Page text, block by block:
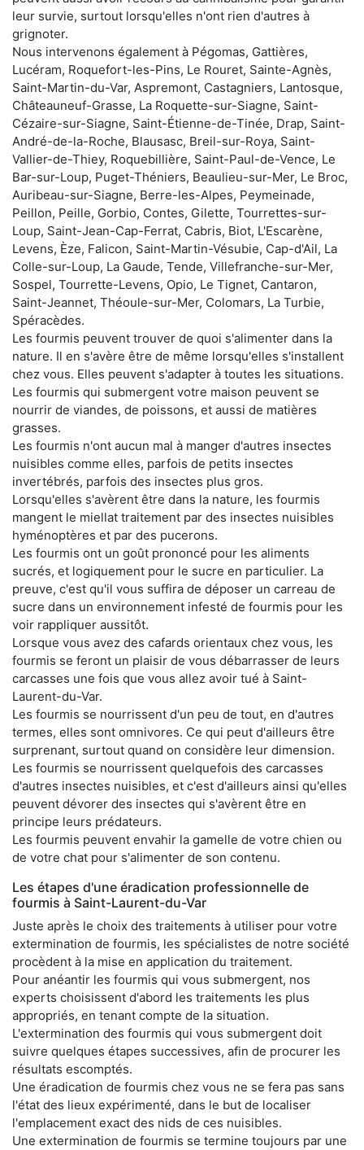
leur survie, surtout lorsqu'elles n'ont rien d'autres à
grignoter.
Nous intervenons également à Pégomas, Gattières,
Lucéram, Roquefort-les-Pins, Le Rouret, Sainte-Agnès,
Saint-Martin-du-Var, Aspremont, Castagniers, Lantosque,
Châteauneuf-Grasse, La Roquette-sur-Siagne, Saint-
Cézaire-sur-Siagne, Saint-Étienne-de-Tinée, Drap, Saint-
André-de-la-Roche, Blausasc, Breil-sur-Roya, Saint-
Vallier-de-Thiey, Roquebillière, Saint-Paul-de-Vence, Le
Bar-sur-Loup, Puget-Théniers, Beaulieu-sur-Mer, Le Broc,
Auribeau-sur-Siagne, Berre-les-Alpes, Peymeinade,
Peillon, Peille, Gorbio, Contes, Gilette, Tourrettes-sur-
Loup, Saint-Jean-Cap-Ferrat, Cabris, Biot, L'Escarène,
Levens, Èze, Falicon, Saint-Martin-Vésubie, Cap-d'Ail, La
Colle-sur-Loup, La Gaude, Tende, Villefranche-sur-Mer,
Sospel, Tourrette-Levens, Opio, Le Tignet, Cantaron,
Saint-Jeannet, Théoule-sur-Mer, Colomars, La Turbie,
Spéracèdes.
Les fourmis peuvent trouver de quoi s'alimenter dans la
nature. Il en s'avère être de même lorsqu'elles s'installent
chez vous. Elles peuvent s'adapter à toutes les situations.
Les fourmis qui submergent votre maison peuvent se
nourrir de viandes, de poissons, et aussi de matières
grasses.
Les fourmis n'ont aucun mal à manger d'autres insectes
nuisibles comme elles, parfois de petits insectes
invertébrés, parfois des insectes plus gros.
Lorsqu'elles s'avèrent être dans la nature, les fourmis
mangent le miellat traitement par des insectes nuisibles
hyménoptères et par des pucerons.
Les fourmis ont un goût prononcé pour les aliments
sucrés, et logiquement pour le sucre en particulier. La
preuve, c'est qu'il vous suffira de déposer un carreau de
sucre dans un environnement infesté de fourmis pour les
voir rappliquer aussitôt.
Lorsque vous avez des cafards orientaux chez vous, les
fourmis se feront un plaisir de vous débarrasser de leurs
carcasses une fois que vous allez avoir tué à Saint-
Laurent-du-Var.
Les fourmis se nourrissent d'un peu de tout, en d'autres
termes, elles sont omnivores. Ce qui peut d'ailleurs être
surprenant, surtout quand on considère leur dimension.
Les fourmis se nourrissent quelquefois des carcasses
d'autres insectes nuisibles, et c'est d'ailleurs ainsi qu'elles
peuvent dévorer des insectes qui s'avèrent être en
principe leurs prédateurs.
Les fourmis peuvent envahir la gamelle de votre chien ou
de votre chat pour s'alimenter de son contenu.
Les étapes d'une éradication professionnelle de
fourmis à Saint-Laurent-du-Var
Juste après le choix des traitements à utiliser pour votre
extermination de fourmis, les spécialistes de notre société
procèdent à la mise en application du traitement.
Pour anéantir les fourmis qui vous submergent, nos
experts choisissent d'abord les traitements les plus
appropriés, en tenant compte de la situation.
L'extermination des fourmis qui vous submergent doit
suivre quelques étapes successives, afin de procurer les
résultats escomptés.
Une éradication de fourmis chez vous ne se fera pas sans
l'état des lieux expérimenté, dans le but de localiser
l'emplacement exact des nids de ces nuisibles.
Une extermination de fourmis se termine toujours par une